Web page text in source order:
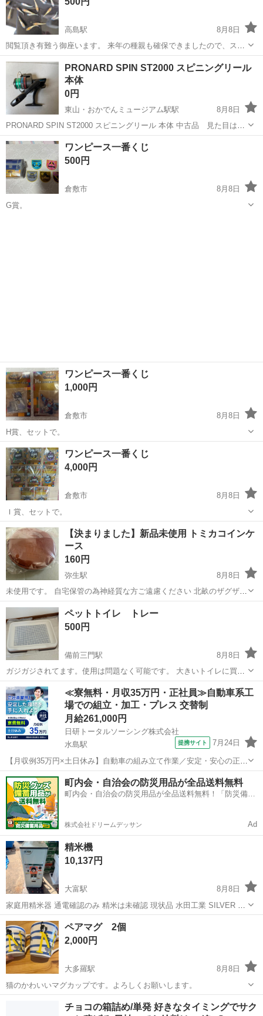
高島駅
8月8日
閲覧頂き有難う御座います。 来年の種親も確保できましたので、スペ
ース不測の為出品します。 今年生まれの若魚(2.5㎝前後)です。既に卵
をつけている個体もいます。 写真の中から大きな個体から順番に掬い
ます。 ＊お手...
岡山 岡山市
PRONARD SPIN ST2000 スピニングリール
本体
0円
東山・おかでんミュージアム駅駅
8月8日
PRONARD SPIN ST2000 スピニングリール 本体 中古品 見た目は画
像で判断してください。 画像のものがすべてです。 自宅保管のため神
経質な方はご検討ご遠慮ください。
岡山 岡山市 東山・おかでんミュージアム駅駅
ワンピース一番くじ
500円
倉敷市
8月8日
G賞。
ワンピース一番くじ
1,000円
倉敷市
8月8日
H賞、セットで。
岡山 倉敷市 その他 一番くじ
ワンピース一番くじ
4,000円
倉敷市
8月8日
Ｉ賞、セットで。
岡山 倉敷市 その他 一番くじ
【決まりました】新品未使用 トミカコインケ
ース
160円
弥生駅
8月8日
未使用です。 自宅保管の為神経質な方ご遠慮ください 北畝のザグザグ
駐輪場まで取りに来て頂ける方 ※ノンクレノンリタでお願いします ※
プロフィールご確認ください
岡山 倉敷市 弥生駅 その他
ペットトイレ トレー
500円
備前三門駅
8月8日
ガジガジされてます。使用は問題なく可能です。 大きいトイレに買い
替えたので出品しました。
岡山 岡山市 備前三門駅 その他 トイレ
≪寮無料・月収35万円・正社員≫自動車系工
場での組立・加工・プレス 交替制
月給261,000円
日研トータルソーシング株式会社
水島駅
提携サイト 7月24日
【月収例35万円×土日休み】自動車の組み立て作業／安定・安心の正社
員 自動車の組立作業 各生産ラインには最新鋭のロボットが導入されて
います。 専用レールに乗って流れてくる車の骨組みに、社内外の各部
品・ハンドル・足回り・ドア...
岡山 倉敷市 水島駅 その他
町内会・自治会の防災用品が全品送料無料
町内会・自治会の防災用品が全品送料無料！「防災備蓄
株式会社ドリームデッサン Ad
精米機
10,137円
大富駅
8月8日
家庭用精米器 通電確認のみ 精米は未確認 現状品 水田工業 SILVER シ
ルバー 精米機 HL-450 家庭用精米機 タンク容量玄米30kg 単相100V 配
達可能 要相談
岡山 岡山市 大富駅 その他
ペアマグ 2個
2,000円
大多羅駅
8月8日
猫のかわいいマグカップです。よろしくお願いします。
大多羅駅 その他
チョコの箱詰め/単発 好きなタイミングでサク